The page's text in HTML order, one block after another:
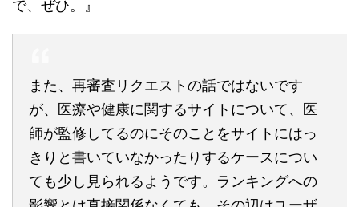
で、ぜひ。』
また、再審査リクエストの話ではないです
が、医療や健康に関するサイトについて、医
師が監修してるのにそのことをサイトにはっ
きりと書いていなかったりするケースについ
ても少し見られるようです。ランキングへの